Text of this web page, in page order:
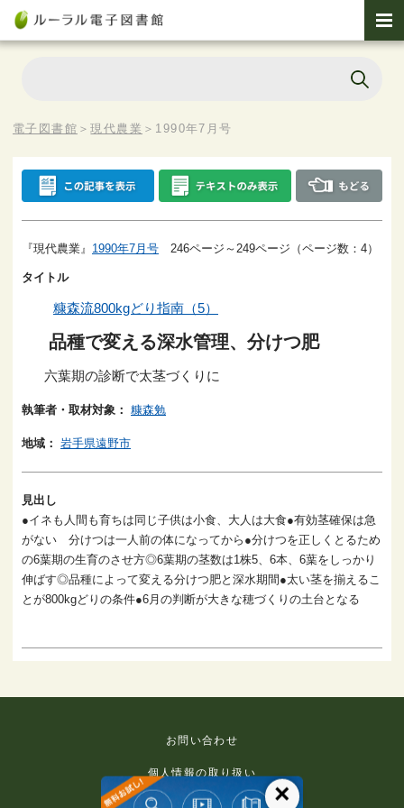
電子図書館 ＞現代農業 ＞ 1990年7月号
『現代農業』 1990年7月号 246ページ～249ページ（ページ数：4）
タイトル
糠森流800kgどり指南（5）
品種で変える深水管理、分けつ肥
六葉期の診断で太茎づくりに
執筆者・取材対象： 糠森勉
地域： 岩手県遠野市
見出し
●イネも人間も育ちは同じ子供は小食、大人は大食●有効茎確保は急
がない 分けつは一人前の体になってから●分けつを正しくとるため
の6葉期の生育のさせ方◎6葉期の茎数は1株5、6本、6葉をしっかり
伸ばす◎品種によって変える分けつ肥と深水期間●太い茎を揃えるこ
とが800kgどりの条件●6月の判断が大きな穂づくりの土台となる
お問い合わせ
個人情報の取り扱い
免責事項 ×